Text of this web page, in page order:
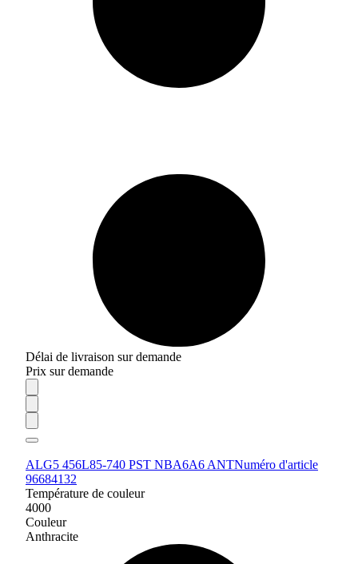
Délai de livraison sur demande
Prix sur demande
ALG5 456L85-740 PST NBA6A6 ANTNuméro d'article
96684132
Température de couleur
4000
Couleur
Anthracite